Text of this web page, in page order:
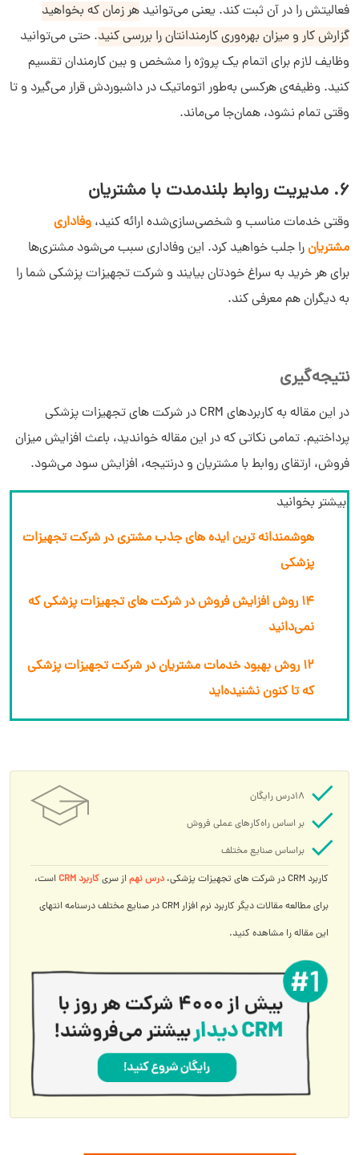
فعالیتش را در آن ثبت کند. یعنی می‌توانید هر زمان که بخواهید
گزارش کار و میزان بهره‌وری کارمندانتان را بررسی کنید. حتی می‌توانید
وظایف لازم برای اتمام یک پروژه را مشخص و بین کارمندان تقسیم
کنید. وظیفه‌ی هرکسی به‌طور اتوماتیک در داشبوردش قرار می‌گیرد و تا
وقتی تمام نشود، همان‌جا می‌ماند.
6. مدیریت روابط بلندمدت با مشتریان
وقتی خدمات مناسب و شخصی‌سازی‌شده ارائه کنید، وفاداری
مشتریانرا جلب خواهید کرد. این وفاداری سبب می‌شود مشتری‌ها
برای هر خرید به سراغ خودتان بیایند و شرکت تجهیزات پزشکی شما را
به دیگران هم معرفی کند.
نتیجه‌گیری
در این مقاله به کاربردهای CRM در شرکت های تجهیزات پزشکی
پرداختیم. تمامی نکاتی که در این مقاله خواندید، باعث افزایش میزان
فروش، ارتقای روابط با مشتریان و درنتیجه، افزایش سود می‌شود.
بیشتر بخوانید
هوشمندانه ترین ایده های جذب مشتری در شرکت تجهیزات
پزشکی
14 روش افزایش فروش در شرکت های تجهیزات پزشکی که
نمی‌دانید
12 روش بهبود خدمات مشتریان در شرکت تجهیزات پزشکی
که تا کنون نشنیده‌اید
18درس رایگان
بر اساس راه‌کارهای عملی فروش
براساس صنایع مختلف
کاربرد CRM در شرکت های تجهیزات پزشکی،
درس نهماز سریکاربرد CRM
است،
برای مطالعه مقالات دیگر کاربرد نرم افزار CRM در صنایع مختلف درسنامه انتهای
این مقاله را مشاهده کنید.
سلام به شما :)
دیدار چیست؟
دیدار به چه کسب و کارهایی کمک می‌کند؟